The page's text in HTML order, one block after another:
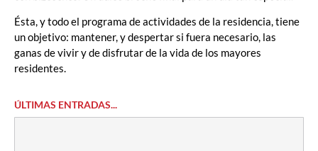
Ésta, y todo el programa de actividades de la residencia, tiene
un objetivo: mantener, y despertar si fuera necesario, las
ganas de vivir y de disfrutar de la vida de los mayores
residentes.
ÚLTIMAS ENTRADAS...